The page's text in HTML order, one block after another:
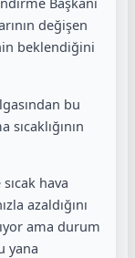
değişen
beklendiğini
bu
hava
azaldığını
ama durum
yana